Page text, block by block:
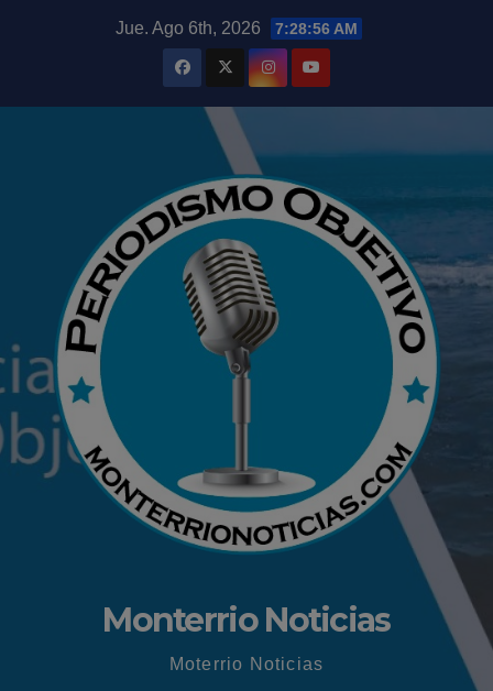
Jue. Ago 6th, 2026 7:28:58 AM
Monterrio Noticias
Moterrio Noticias
modal-check